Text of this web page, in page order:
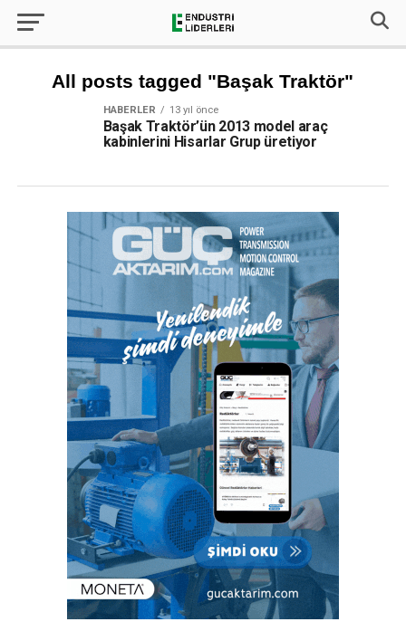
All posts tagged "Başak Traktör"
HABERLER 13 yıl önce
Başak Traktör’ün 2013 model araç
kabinlerini Hisarlar Grup üretiyor